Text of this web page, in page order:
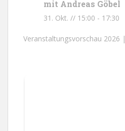
mit Andreas Göbel
31. Okt. // 15:00 - 17:30
Veranstaltungsvorschau 2026 |